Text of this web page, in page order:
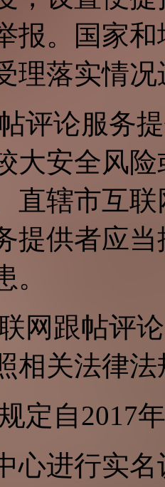
报。国家
理落实情
评论服务
大安全风
直辖市互
提供者应
网跟帖评
相关法律
定自2017
心进行实名